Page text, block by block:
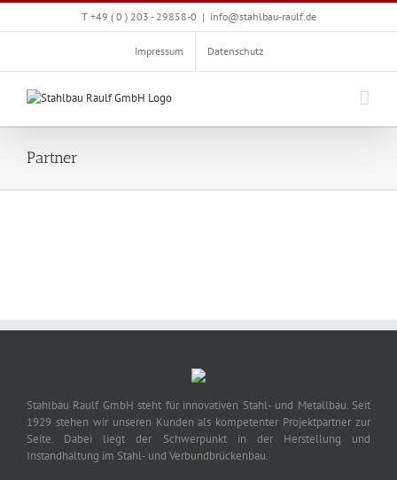
Zum
T +49 ( 0 ) 203 - 29858-0 | info@stahlbau-raulf.de
Impressum Datenschutz
Partner
Stahlbau Raulf GmbH steht für innovativen Stahl- und Metallbau. Seit
1929 stehen wir unseren Kunden als kompetenter Projektpartner zur
Seite. Dabei liegt der Schwerpunkt in der Herstellung und
Instandhaltung im Stahl- und Verbundbrückenbau.